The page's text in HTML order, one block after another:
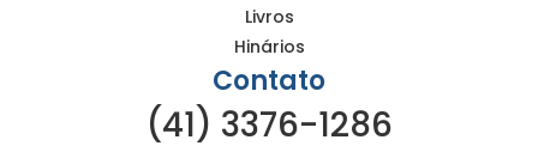
Livros
Hinários
Contato
(41) 3376-1286